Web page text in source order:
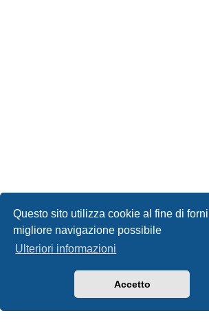
Questo sito utilizza cookie al fine di
migliore navigazione possibile
Ulteriori informazioni
Accetto